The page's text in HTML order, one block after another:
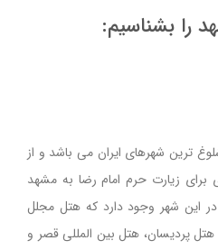
را بشناسیم:
ترین شهرهای ایران می باشد و از
برای زیارت حرم امام رضا به مشهد
این شهر وجود دارد که هتل مجلل
هتل بین المللی هما2، هتل پردیسان، هتل بین المللی قصر و